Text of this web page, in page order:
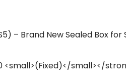
– Brand New Sealed Box for
<small>(Fixed)</small></